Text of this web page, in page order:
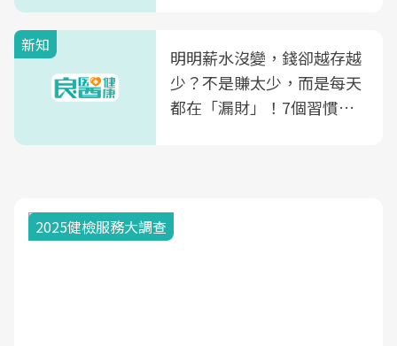
新知
明明薪水沒變，錢卻越存越
少？不是賺太少，而是每天
都在「漏財」！7個習慣一
2025健檢服務大調查